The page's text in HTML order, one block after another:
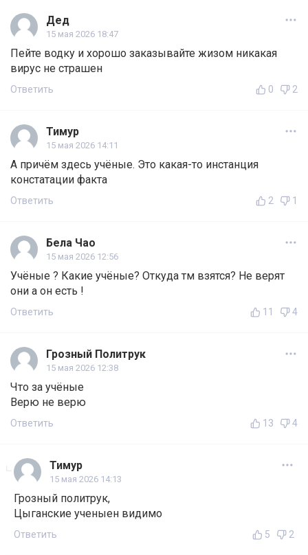
Дед
15 мая 2026 18:47
Пейте водку и хорошо заказывайте жизом никакая
вирус не страшен
Ответить 0 2
Тимур
15 мая 2026 14:11
А причём здесь учёные. Это какая-то инстанция
констатации факта
Ответить 2 1
Бела Чао
15 мая 2026 12:56
Учёные ? Какие учёные? Откуда тм взятся? Не верят
они а он есть !
Ответить 11 4
Грозный Политрук
15 мая 2026 12:38
Что за учёные
Верю не верю
Ответить 13 4
Тимур
15 мая 2026 14:13
Грозный политрук,
Цыганские ученыен видимо
Ответить 5 2